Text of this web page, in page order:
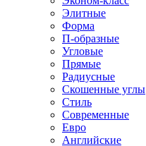
Элитные
Форма
П-образные
Угловые
Прямые
Радиусные
Скошенные углы
Стиль
Современные
Евро
Английские